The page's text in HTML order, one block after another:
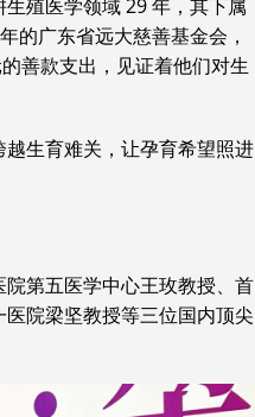
殖医学领域 29 年，其下属
的广东省远大慈善基金会，
善款支出，见证着他们对生
生育难关，让孕育希望照进
第五医学中心王玫教授、首
院梁坚教授等三位国内顶尖